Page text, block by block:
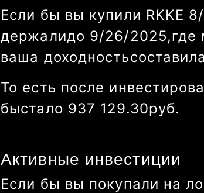
Если бы вы купили RKKE
держалидо 10/3/2025,где
ваша доходность
То есть после
быстало 870 699.88руб.
Активные инвестиции
Если бы вы покупали на